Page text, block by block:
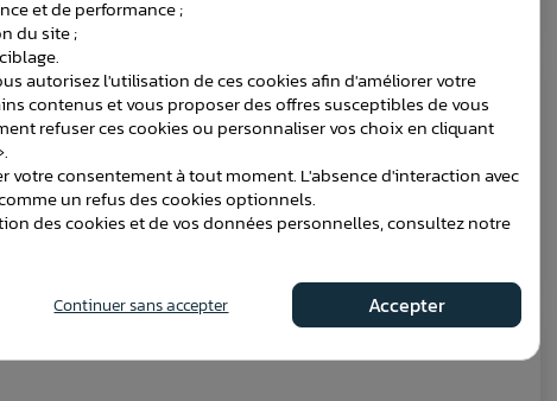
remorque à Cliquet avec
54,10 €
Voir ce produit
ou moto )
et de performance ;
du site ;
autorisez l'utilisation de ces cookies afin d'améliorer votre
contenus et vous proposer des offres susceptibles de vous
refuser ces cookies ou personnaliser vos choix en cliquant
votre consentement à tout moment. L'absence d'interaction avec
un refus des cookies optionnels.
des cookies et de vos données personnelles, consultez notre
Continuer sans accepter Accepter